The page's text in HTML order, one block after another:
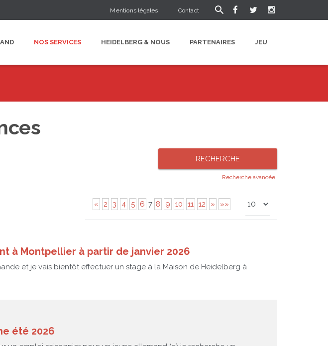
Mentions légales Contact
NOS SERVICES HEIDELBERG & NOUS PARTENAIRES JEU
Recherche avancée
« 2 3 4 5 6 7 8 9 10 11 12 » »»
à Montpellier à partir de janvier 2026
et je vais bientôt effectuer un stage à la Maison de Heidelberg à
été 2026